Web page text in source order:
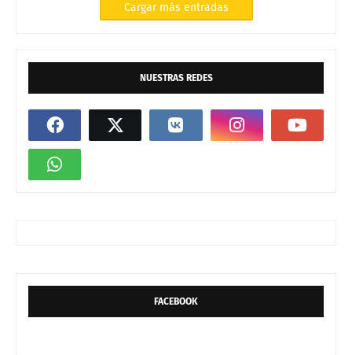
Cargar más entradas
NUESTRAS REDES
FACEBOOK